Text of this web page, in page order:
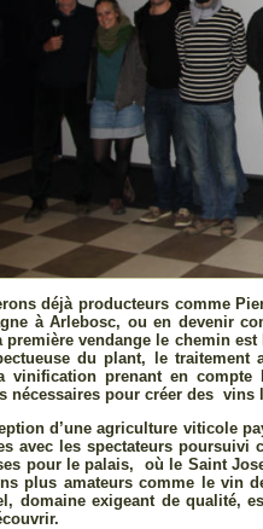
déjà producteurs comme
à Arlebosc, ou en devenir
première vendange le chemin
du plant, le traitement
vinification prenant en compte
nécessaires pour créer des vins
d’une agriculture viticole
avec les spectateurs
pour le palais, où le Saint
plus amateurs comme le vin
domaine exigeant de qualité,